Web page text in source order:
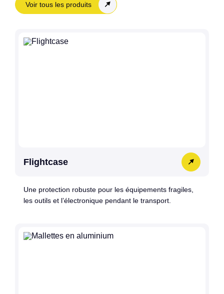
Voir tous les produits
Flightcase
Une protection robuste pour les équipements fragiles,
les outils et l’électronique pendant le transport.